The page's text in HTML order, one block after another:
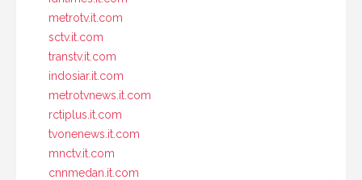
metrotv.it.com
sctv.it.com
transtv.it.com
indosiar.it.com
metrotvnews.it.com
rctiplus.it.com
tvonenews.it.com
mnctv.it.com
cnnmedan.it.com